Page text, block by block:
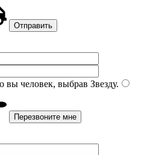
вы человек, выбрав Звезду.